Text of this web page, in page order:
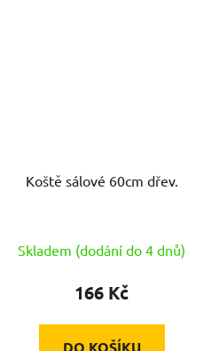
Koště sálové 60cm dřev.
Skladem (dodání do 4 dnů)
166 Kč
DO KOŠÍKU